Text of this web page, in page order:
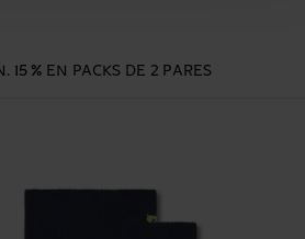
15 % EN PACKS DE 2 PARES